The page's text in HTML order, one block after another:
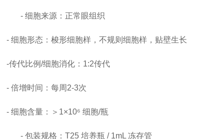
- 细胞来源：正常眼组织
- 细胞形态：梭形细胞样，不规则细胞样，贴壁生长
-传代比例/细胞消化 ： 1:2传代
-倍增时间 ：每周 2-3次
- 细胞含量：＞1×10⁶ 细胞/瓶
- 包装规格：T25 培养瓶 / 1mL 冻存管